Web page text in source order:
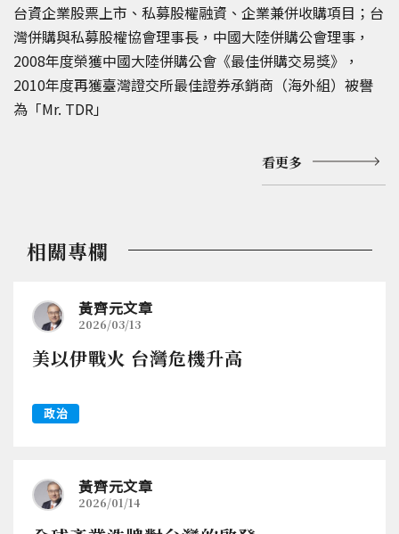
台資企業股票上市、私募股權融資、企業兼併收購項目；台
灣併購與私募股權協會理事長，中國大陸併購公會理事，
2008年度榮獲中國大陸併購公會《最佳併購交易獎》，
2010年度再獲臺灣證交所最佳證券承銷商（海外組）被譽
為「Mr. TDR」
看更多
相關專欄
黃齊元文章
2026/03/13
美以伊戰火 台灣危機升高
政治
黃齊元文章
2026/01/14